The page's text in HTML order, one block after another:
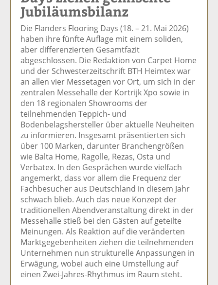
uf
F
e
b
o
o
il
e
n
wi
tt
n
uf
Li
k
e
di
n
e
n
er
E
ai
l
v
er
d
e
n
ru
n
Jubiläumsbilanz
Die Flanders Flooring Days (18. – 21. Mai 2026)
haben ihre fünfte Auflage mit einem soliden,
aber differenzierten Gesamtfazit
abgeschlossen. Die Redaktion von Carpet Home
und der Schwesterzeitschrift BTH Heimtex war
an allen vier Messetagen vor Ort, um sich in der
zentralen Messehalle der Kortrijk Xpo sowie in
den 18 regionalen Showrooms der
teilnehmenden Teppich- und
Bodenbelagshersteller über aktuelle Neuheiten
zu informieren. Insgesamt präsentierten sich
über 100 Marken, darunter Branchengrößen
wie Balta Home, Ragolle, Rezas, Osta und
Verbatex. In den Gesprächen wurde vielfach
angemerkt, dass vor allem die Frequenz der
Fachbesucher aus Deutschland in diesem Jahr
schwach blieb. Auch das neue Konzept der
traditionellen Abendveranstaltung direkt in der
Messehalle stieß bei den Gästen auf geteilte
Meinungen. Als Reaktion auf die veränderten
Marktgegebenheiten ziehen die teilnehmenden
Unternehmen nun strukturelle Anpassungen in
Erwägung, wobei auch eine Umstellung auf
einen Zwei-Jahres-Rhythmus im Raum steht.